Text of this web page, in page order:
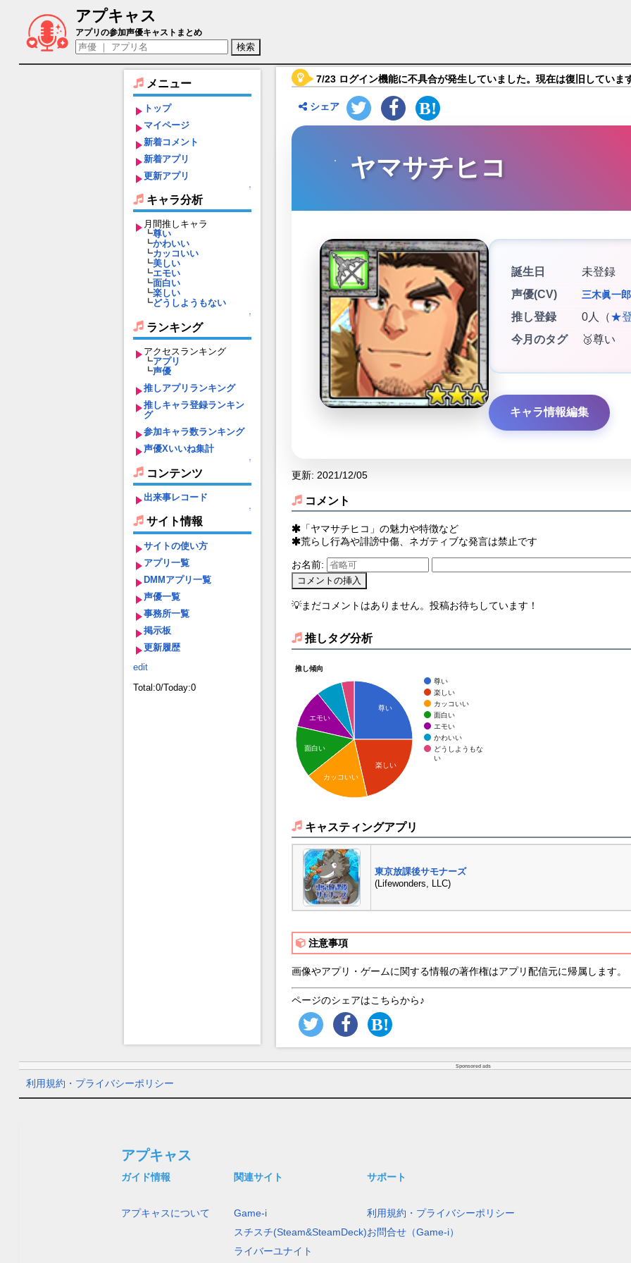
アプキャス
ヤマサチヒコ（声優：三木眞一郎)【東京放課後サモナーズ】キャラ紹介
アプリの参加声優キャストまとめ
メニュー
トップ
マイページ
新着コメント
新着アプリ
更新アプリ
↑
キャラ分析
月間推しキャラ
┗尊い
┗かわいい
┗カッコいい
┗美しい
┗エモい
┗面白い
┗楽しい
┗どうしようもない
↑
ランキング
アクセスランキング
┗アプリ
┗声優
推しアプリランキング
推しキャラ登録ランキン
グ
参加キャラ数ランキング
声優Xいいね集計
↑
コンテンツ
出来事レコード
↑
サイト情報
サイトの使い方
アプリ一覧
DMMアプリ一覧
声優一覧
事務所一覧
掲示板
更新履歴
edit
Total:0/Today:0
7/23 ログイン機能に不具合が発生していました。現在は復旧していま
シェア
ヤマサチヒコ
誕生日
未登録
声優(CV)
三木眞一郎
推し登録 0人（★
今月のタグ
🥉尊い
キャラ情報編集
更新: 2021/12/05
コメント
「ヤマサチヒコ」の魅力や特徴など
荒らし行為や誹謗中傷、ネガティブな発言は禁止です
お名前:
💡まだコメントはありません。投稿お待ちしています！
推しタグ分析
推し傾向
尊い
楽しい
カッコいい
面白い
エモい
かわいい
どうしようもな
い
尊い
楽しい
エモい
面白い
カッコいい
キャスティングアプリ
東京放課後サモナーズ
(Lifewonders, LLC)
注意事項
画像やアプリ・ゲームに関する情報の著作権はアプリ配信元に帰属します。
ページのシェアはこちらから♪
Sponsored ads
利用規約・プライバシーポリシー
アプキャス
ガイド情報
アプキャスについて
関連サイト
Game-i
スチスチ(Steam&SteamDeck)
ライバーユナイト
サポート
利用規約・プライバシーポリシー
お問合せ（Game-i）